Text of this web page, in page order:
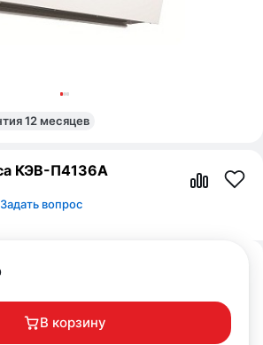
12 месяцев
КЭВ-П4136A
Задать вопрос
В корзину